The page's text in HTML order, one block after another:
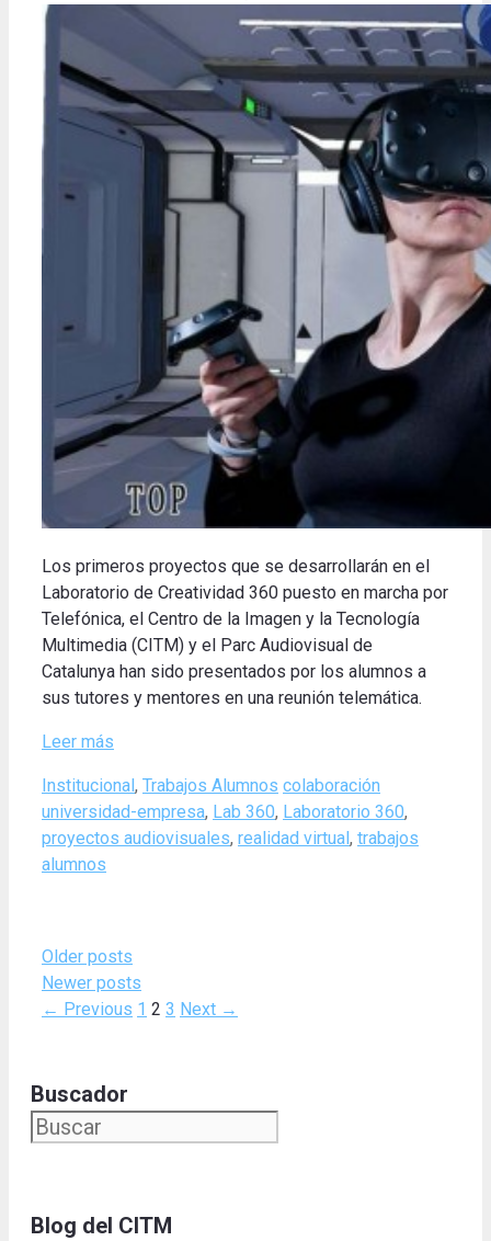
Los primeros proyectos que se desarrollarán en el
Laboratorio de Creatividad 360 puesto en marcha por
Telefónica, el Centro de la Imagen y la Tecnología
Multimedia (CITM) y el Parc Audiovisual de
Catalunya han sido presentados por los alumnos a
sus tutores y mentores en una reunión telemática.
Leer más
Categories
Institucional , Trabajos Alumnos Tags
colaboración
universidad-empresa, Lab 360, Laboratorio 360,
proyectos audiovisuales, realidad virtual , trabajos
alumnos
Older posts
Newer posts
← Previous Page
1 Page
2 Page
3 Next →
Buscador
Blog del CITM